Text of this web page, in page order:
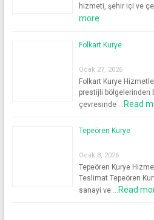
hizmeti, şehir içi ve
more
Folkart Kurye
Ocak 27, 2026
Folkart Kurye
prestijli bölgelerinden
çevresinde … Read
Tepeören Kurye
Ocak 8, 2026
Tepeören Kurye
Teslimat Tepeören
sanayi ve … Read